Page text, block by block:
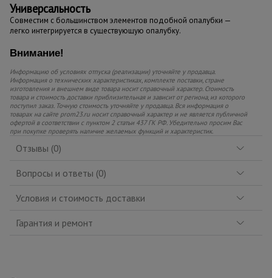
Универсальность
Совместим с большинством элементов подобной опалубки —
легко интегрируется в существующую опалубку.
Внимание!
Информацию об условиях отпуска (реализации) уточняйте у продавца.
Информация о технических характеристиках, комплекте поставки, стране
изготовления и внешнем виде товара носит справочный характер. Стоимость
товара и стоимость доставки приблизительная и зависит от региона, из которого
поступил заказ. Точную стоимость уточняйте у продавца. Вся информация о
товарах на сайте prom23.ru носит справочный характер и не является публичной
офертой в соответствии с пунктом 2 статьи 437 ГК РФ. Убедительно просим Вас
при покупке проверять наличие желаемых функций и характеристик.
Отзывы (0)
Вопросы и ответы (0)
Условия и стоимость доставки
Гарантия и ремонт